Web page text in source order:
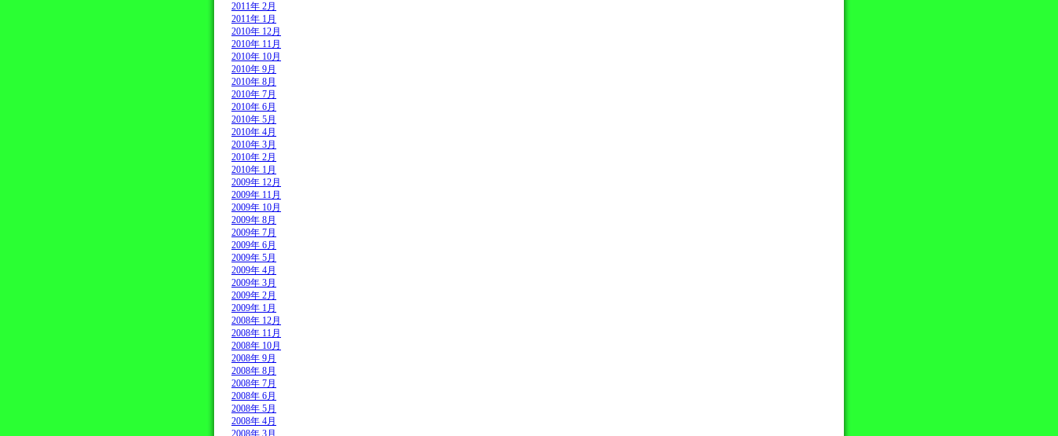
2011年 2月
2011年 1月
2010年 12月
2010年 11月
2010年 10月
2010年 9月
2010年 8月
2010年 7月
2010年 6月
2010年 5月
2010年 4月
2010年 3月
2010年 2月
2010年 1月
2009年 12月
2009年 11月
2009年 10月
2009年 8月
2009年 7月
2009年 6月
2009年 5月
2009年 4月
2009年 3月
2009年 2月
2009年 1月
2008年 12月
2008年 11月
2008年 10月
2008年 9月
2008年 8月
2008年 7月
2008年 6月
2008年 5月
2008年 4月
2008年 3月